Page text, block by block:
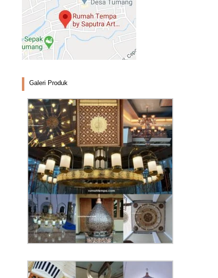
Galeri Produk